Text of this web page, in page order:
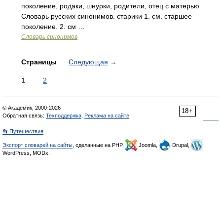
поколение, родаки, шнурки, родители, отец с матерью
Словарь русских синонимов. старики 1. см. старшее
поколение. 2. см …
Словарь синонимов
Страницы Следующая →
1 2
18+
© Академик, 2000-2026
Обратная связь: Техподдержка Реклама на сайте
👣 Путешествия
Экспорт словарей на сайты , сделанные на PHP, Joomla,
Drupal,
WordPress, MODx.